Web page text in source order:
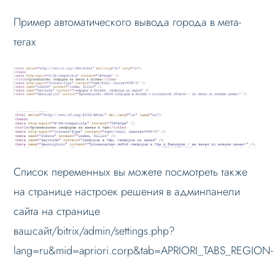
Пример автоматического вывода города в мета-
тегах
Список переменных вы можете посмотреть также
на странице настроек решения в админпанели
сайта на странице
вашсайт/bitrix/admin/settings.php?
lang=ru&mid=apriori.corp&tab=APRIORI_TABS_REGION-